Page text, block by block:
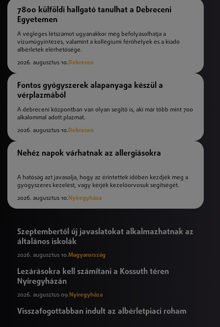
7800 külföldi hallgató tanulhat a Debreceni
Egyetemen
A végleges létszámot ugyanakkor még befolyásolhatja a
vízumügyintézés, valamint a kollégiumi férőhelyek és a kiadó
albérletek elérhetősége.
2026. augusztus 10.Debrecen
Fontos gyógyszerek alapanyaga készül a
vérplazmából
A debreceni központban van olyan segítő is, aki már több mint 700
alkalommal adott plazmát.
2026. augusztus 10.Debrecen
Nehéz napok várhatnak az allergiásokra
A hatóság azt javasolja, hogy az érintettek időben kezdjék meg a
gyógyszeres kezelést, vagy kérjék kezelőorvosuk segítségét.
2026. augusztus 10. Nyíregyháza
Szeptembertől új javaslatokat alkalmazhatnak az
általános iskolák
2026. augusztus 10.Magyarország
Lezárásokra kell számítani a Kossuth téren
Nyíregyházán
2026. augusztus 09. Nyíregyháza
Visszafogottabban indult az albérletpiaci roham